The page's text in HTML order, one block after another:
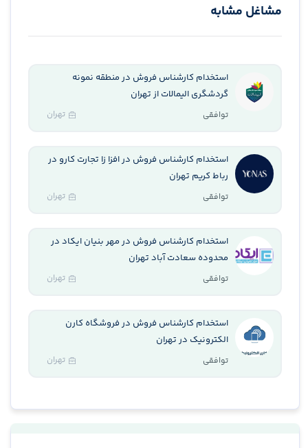
مشاغل مشابه
استخدام کارشناس فروش در منطقه نمونه
گردشگری الیمالات از تهران
توافقی تهران
استخدام کارشناس فروش در افزا زا تجارت کارو در
رباط کریم تهران
توافقی تهران
استخدام کارشناس فروش در مهر بنیان ایکاد در
محدوده سعادت آباد تهران
توافقی تهران
استخدام کارشناس فروش در فروشگاه کارن
الکترونیک در تهران
توافقی تهران